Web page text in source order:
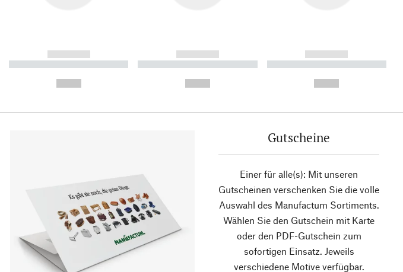
------------
----------- ----------- ----------
------------
----------- ----------- ----------
------------
----------- ----------- ----------
Gutscheine
Einer für alle(s): Mit unseren
Gutscheinen verschenken Sie die volle
Auswahl des Manufactum Sortiments.
Wählen Sie den Gutschein mit Karte
oder den PDF-Gutschein zum
sofortigen Einsatz. Jeweils
verschiedene Motive verfügbar.